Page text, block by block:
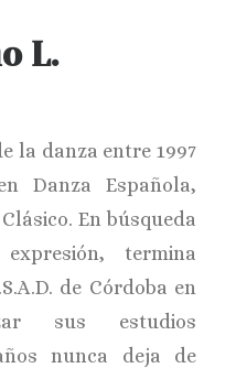
L.
la danza entre 1997
Danza Española,
En búsqueda
termina
de Córdoba en
sus estudios
nunca deja de